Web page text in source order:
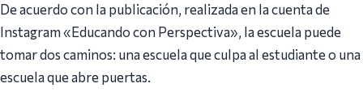
De acuerdo con la publicación, realizada en la cuenta de
Instagram «Educando con Perspectiva», la escuela puede
tomar dos caminos: una escuela que culpa al estudiante o una
escuela que abre puertas.